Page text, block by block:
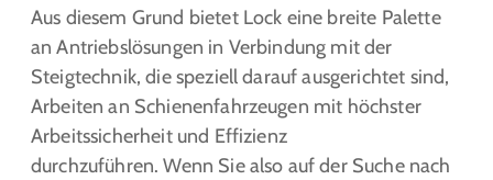
Aus diesem Grund bietet Lock eine breite Palette
an Antriebslösungen in Verbindung mit der
Steigtechnik, die speziell darauf ausgerichtet sind,
Arbeiten an Schienenfahrzeugen mit höchster
Arbeitssicherheit und Effizienz
durchzuführen. Wenn Sie also auf der Suche nach